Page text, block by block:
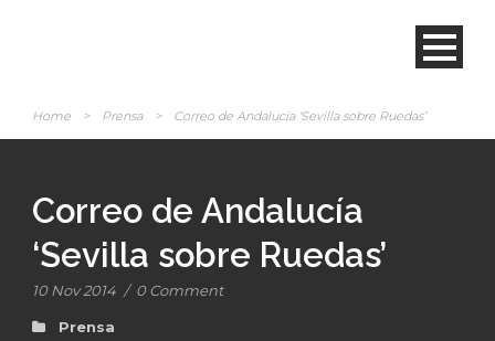
Home > Prensa > Correo de Andalucía ‘Sevilla sobre Ruedas’
Correo de Andalucía
‘Sevilla sobre Ruedas’
10 Nov 2014 / 0 Comment
Prensa